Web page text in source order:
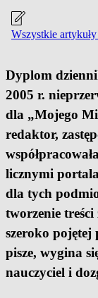
Wszystkie
Dyplom
2005 r.
dla „Mojego
redaktor,
licznymi
dla tych
tworzenie
szeroko pojętej
pisze, wygina
nauczyciel i